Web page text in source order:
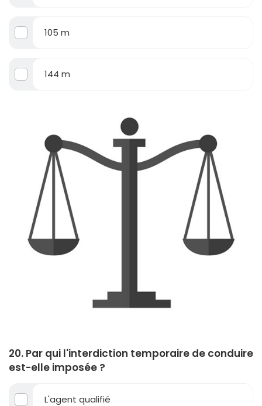
105 m
144 m
20. Par qui l'interdiction temporaire de conduire
est-elle imposée ?
L'agent qualifié